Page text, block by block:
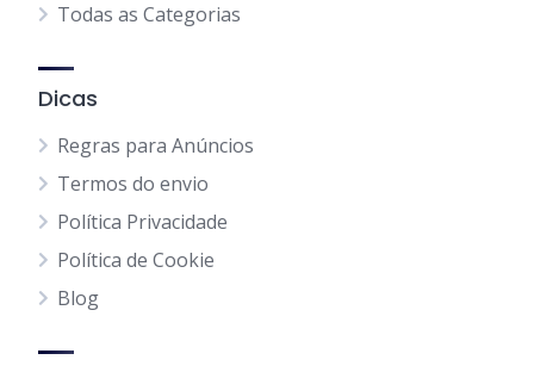
Todas as Categorias
Dicas
Regras para Anúncios
Termos do envio
Política Privacidade
Política de Cookie
Blog